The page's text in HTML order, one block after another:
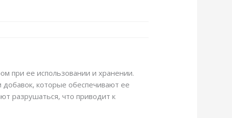
при ее использовании и хранении.
добавок, которые обеспечивают ее
разрушаться, что приводит к